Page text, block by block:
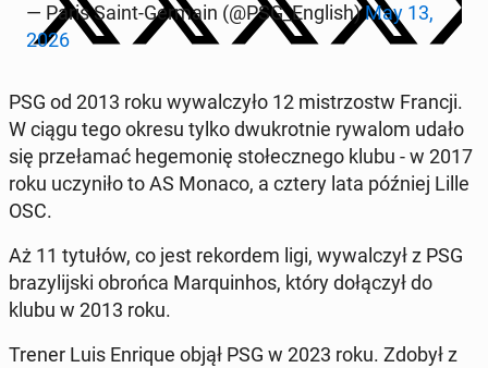
— Paris Saint-Germain (@PSG_English)May 13,
2026
PSG od 2013 roku wy­wal­czy­ło 12 mi­strzostw Francji.
W ciągu tego okresu tylko dwu­krot­nie rywalom udało
się prze­ła­mać he­ge­mo­nię sto­łecz­ne­go klubu - w 2017
roku uczy­ni­ło to AS Monaco, a cztery lata później Lille
OSC.
Aż 11 tytułów, co jest re­kor­dem ligi, wy­wal­czył z PSG
bra­zy­lij­ski obrońca Ma­rqu­in­hos, który do­łą­czył do
klubu w 2013 roku.
Trener Luis Enrique objął PSG w 2023 roku. Zdobył z